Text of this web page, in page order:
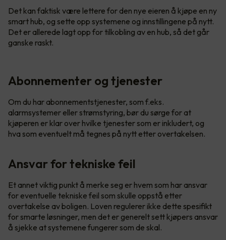
Det kan faktisk være lettere for den nye eieren å kjøpe en ny
smart hub, og sette opp systemene og innstillingene på nytt.
Det er allerede lagt opp for tilkobling av en hub, så det går
ganske raskt.
Abonnementer og tjenester
Om du har abonnementstjenester, som f.eks.
alarmsystemer eller strømstyring, bør du sørge for at
kjøperen er klar over hvilke tjenester som er inkludert, og
hva som eventuelt må tegnes på nytt etter overtakelsen.
Ansvar for tekniske feil
Et annet viktig punkt å merke seg er hvem som har ansvar
for eventuelle tekniske feil som skulle oppstå etter
overtakelse av boligen. Loven regulerer ikke dette spesifikt
for smarte løsninger, men det er generelt sett kjøpers ansvar
å sjekke at systemene fungerer som de skal.